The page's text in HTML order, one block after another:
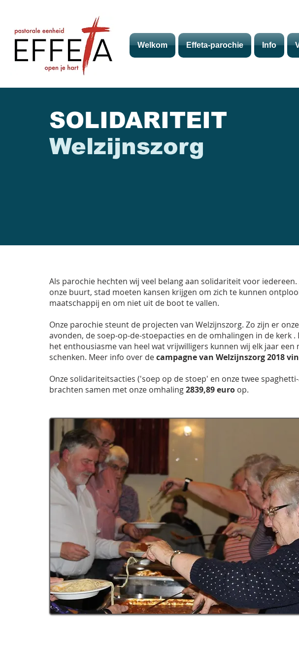
Welkom Effeta-parochie Info
BELIEVE
SPIRIT
SOLIDARITEIT
Welzijnszorg
25/FEB
Debate: God in the Modern World
Wednesday, February 25 at 15:00
MORE INFO >>
Als parochie hechten wij veel belang aan solidariteit voor iedereen.
onze buurt, stad moeten kansen krijgen om zich te kunnen
maatschappij en om niet uit de boot te vallen.
Onze parochie steunt de projecten van Welzijnszorg. Zo zijn er
avonden, de soep-op-de-stoepacties en de omhalingen in de kerk .
het enthousiasme van heel wat vrijwilligers kunnen wij elk jaar een
schenken. Meer info over decampagne van Welzijnszorg 2018
Onze solidariteitsacties ('soep op de stoep' en onze twee
brachten samen met onze omhaling2839,89 euro op.